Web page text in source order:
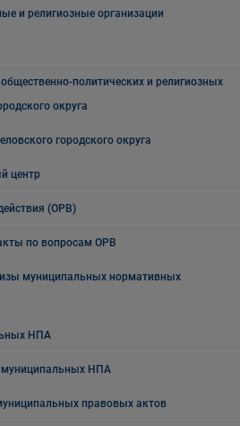
и религиозные организации
политических и религиозных
округа
городского округа
центр
(ОРВ)
по вопросам ОРВ
муниципальных нормативных
НПА
муниципальных НПА
правовых актов